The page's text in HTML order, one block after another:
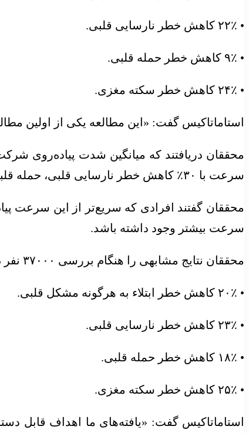
• ۲۲٪ کاهش خطر نارسایی قلبی.
• ۹٪ کاهش خطر حمله قلبی.
• ۲۴٪ کاهش خطر سکته مغزی.
استاماتاکیس گفت: «این مطالعه یکی از اولین
سرعت با ۳۰٪ کاهش خطر نارسایی قلبی، حمله قلبی و سکته مغزی مرتبط بود.
محققان گفتند افرادی که سریع‌تر از این سرعت
سرعت بیشتر وجود داشته باشد.
محققان نتایج مشابهی را هنگام بررسی ۳۷۰۰۰ نفر دیگر که فشار خون بالا نداشتند، یافتند. در میان این افراد، هر ۱۰۰۰ قدم اضافی منجر به موارد زیر شد:
• ۲۰٪ کاهش خطر ابتلاء به هرگونه مشکل قلبی.
• ۲۳٪ کاهش خطر نارسایی قلبی.
• ۱۸٪ کاهش خطر حمله قلبی.
• ۲۵٪ کاهش خطر سکته مغزی.